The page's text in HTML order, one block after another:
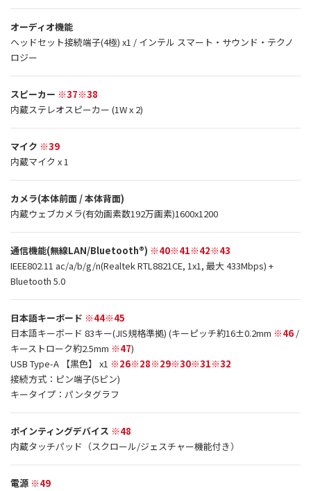
オーディオ機能
ヘッドセット接続端子(4極) x1 / インテル スマート・サウンド・テクノ
ロジー
スピーカー ※37※38
内蔵ステレオスピーカー (1W x 2)
マイク ※39
内蔵マイク x 1
カメラ(本体前面 / 本体背面)
内蔵ウェブカメラ(有効画素数192万画素)1600x1200
通信機能(無線LAN/Bluetooth®) ※40※41※42※43
IEEE802.11 ac/a/b/g/n(Realtek RTL8821CE, 1x1, 最大 433Mbps) +
Bluetooth 5.0
日本語キーボード ※44※45
日本語キーボード 83キー(JIS規格準拠) (キーピッチ約16±0.2mm ※46 /
キーストローク約2.5mm ※47)
USB Type-A 【黒色】 x1 ※26※28※29※30※31※32
接続方式：ピン端子(5ピン)
キータイプ：パンタグラフ
ポインティングデバイス ※48
内蔵タッチパッド（スクロール/ジェスチャー機能付き）
電源 ※49